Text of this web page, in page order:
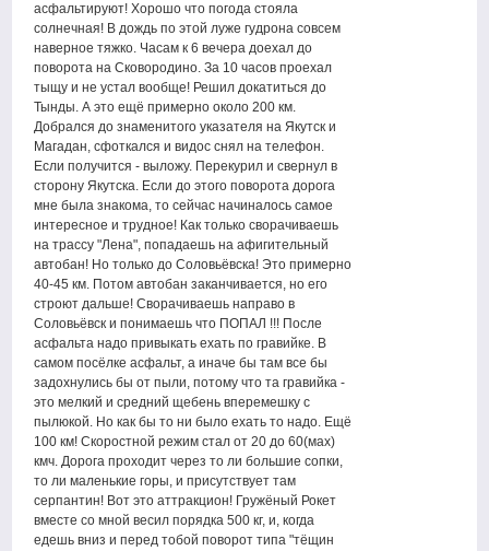
асфальтируют! Хорошо что погода стояла
солнечная! В дождь по этой луже гудрона совсем
наверное тяжко. Часам к 6 вечера доехал до
поворота на Сковородино. За 10 часов проехал
тыщу и не устал вообще! Решил докатиться до
Тынды. А это ещё примерно около 200 км.
Добрался до знаменитого указателя на Якутск и
Магадан, сфоткался и видос снял на телефон.
Если получится - выложу. Перекурил и свернул в
сторону Якутска. Если до этого поворота дорога
мне была знакома, то сейчас начиналось самое
интересное и трудное! Как только сворачиваешь
на трассу "Лена", попадаешь на афигительный
автобан! Но только до Соловьёвска! Это примерно
40-45 км. Потом автобан заканчивается, но его
строют дальше! Сворачиваешь направо в
Соловьёвск и понимаешь что ПОПАЛ !!! После
асфальта надо привыкать ехать по гравийке. В
самом посёлке асфальт, а иначе бы там все бы
задохнулись бы от пыли, потому что та гравийка -
это мелкий и средний щебень вперемешку с
пылюкой. Но как бы то ни было ехать то надо. Ещё
100 км! Скоростной режим стал от 20 до 60(мах)
кмч. Дорога проходит через то ли большие сопки,
то ли маленькие горы, и присутствует там
серпантин! Вот это аттракцион! Гружёный Рокет
вместе со мной весил порядка 500 кг, и, когда
едешь вниз и перед тобой поворот типа "тёщин